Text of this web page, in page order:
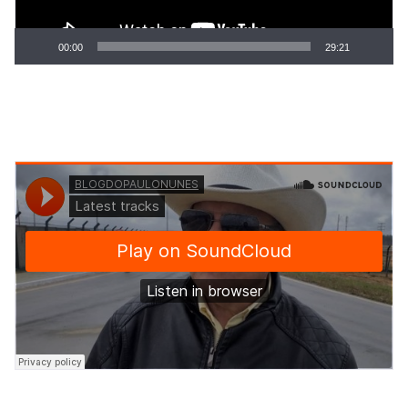
00:00 29:21